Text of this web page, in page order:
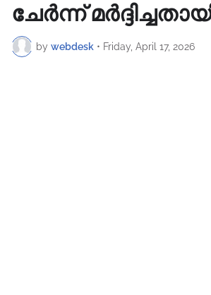
ചേർന്ന്
by webdesk • Friday, April 17, 2026